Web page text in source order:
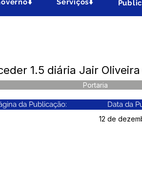
Serviços⬇️
1.5 diária Jair
Portaria
da Publicação: Data da
12 de